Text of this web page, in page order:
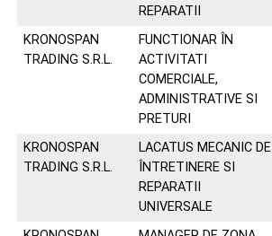
REPARATII
KRONOSPAN
TRADING S.R.L.
FUNCTIONAR ÎN
ACTIVITATI
COMERCIALE,
ADMINISTRATIVE SI
PRETURI
KRONOSPAN
TRADING S.R.L.
LACATUS MECANIC DE
ÎNTRETINERE SI
REPARATII
UNIVERSALE